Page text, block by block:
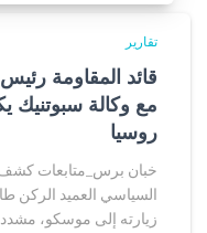
تقارير
قائد المقاومة
مع وكالة سبوتنيك
روسيا
خبان برس_متابعات كشف
السياسي العميد الركن
زيارته إلى موسكو،